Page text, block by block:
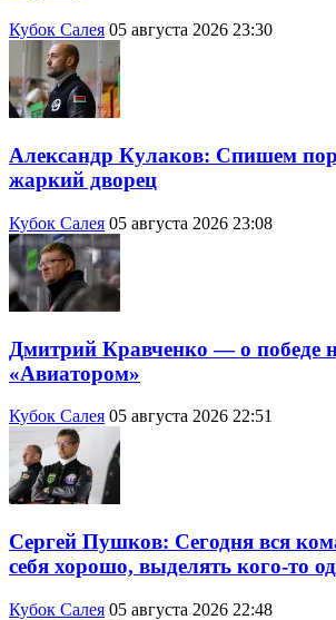
Кубок Салея 05 августа 2026 23:30
Александр Кулаков: Спишем
жаркий дворец
Кубок Салея 05 августа 2026 23:08
Дмитрий Кравченко — о победе
«Авиатором»
Кубок Салея 05 августа 2026 22:51
Сергей Пушков: Сегодня вся
себя хорошо, выделять кого-то
Кубок Салея 05 августа 2026 22:48